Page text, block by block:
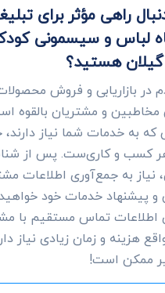
راهی مؤثر برای
لباس و سیسمونی
هستید؟
در بازاریابی و فروش
مخاطبین و مشتریان بالقوه
که به خدمات شما نیاز دارند،
کسب و کاری‌ست. پس از
نیاز به جمع‌آوری اطلاعات
پیشنهاد خدمات خود
اطلاعات تماس مستقیم با
هزینه و زمان زیادی نیاز
ممکن است!